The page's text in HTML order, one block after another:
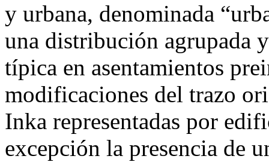
y urbana, denominada
una distribución agrupada
típica en asentamientos
modificaciones del trazo
Inka representadas por
excepción la presencia de